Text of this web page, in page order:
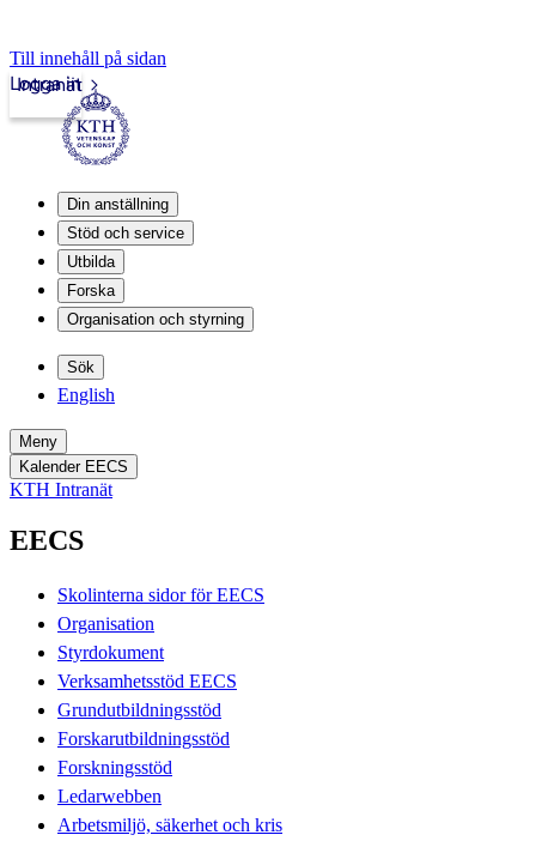
Till innehåll på sidan
Intranät
Logga in
Din anställning
Stöd och service
Utbilda
Forska
Organisation och styrning
Sök
English
Meny
Kalender EECS
KTH Intranät
EECS
Skolinterna sidor för EECS
Organisation
Styrdokument
Verksamhetsstöd EECS
Grundutbildningsstöd
Forskarutbildningsstöd
Forskningsstöd
Ledarwebben
Arbetsmiljö, säkerhet och kris